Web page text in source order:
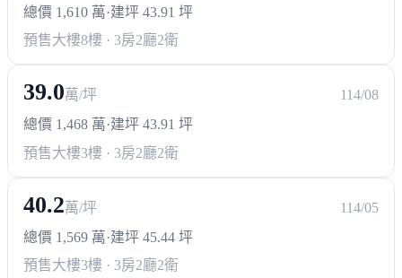
總價 1,610 萬·建坪 43.91 坪
預售大樓8樓 · 3房2廳2衛
39.0萬/坪
114/08
總價 1,468 萬·建坪 43.91 坪
預售大樓3樓 · 3房2廳2衛
40.2萬/坪
114/05
總價 1,569 萬·建坪 45.44 坪
預售大樓3樓 · 3房2廳2衛